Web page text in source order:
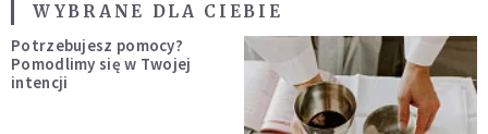
WYBRANE DLA CIEBIE
Potrzebujesz pomocy?
Pomodlimy się w Twojej
intencji